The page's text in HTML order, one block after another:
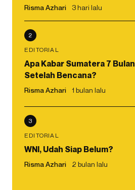
Risma Azhari 3 hari lalu
2
EDITORIAL
Apa Kabar Sumatera 7 Bulan
Setelah Bencana?
Risma Azhari 1 bulan lalu
3
EDITORIAL
WNI, Udah Siap Belum?
Risma Azhari 2 bulan lalu